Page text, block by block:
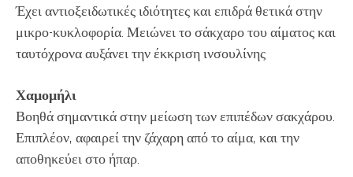
Έχει αντιοξειδωτικές ιδιότητες και επιδρά θετικά στην
μικρο-κυκλοφορία. Μειώνει το σάκχαρο του αίματος και
ταυτόχρονα αυξάνει την έκκριση ινσουλίνης
Χαμομήλι
Βοηθά σημαντικά στην μείωση των επιπέδων σακχάρου.
Επιπλέον, αφαιρεί την ζάχαρη από το αίμα, και την
αποθηκεύει στο ήπαρ.